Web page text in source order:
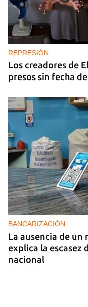
REPRESIÓN
Los creadores de
presos sin fecha
BANCARIZACIÓN
La ausencia de un
explica la escasez
nacional